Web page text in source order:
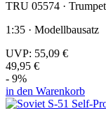
TRU 05574 ·
1:35 · Modellbausatz
UVP: 55,09 €
49,95 €
- 9%
in den Warenkorb